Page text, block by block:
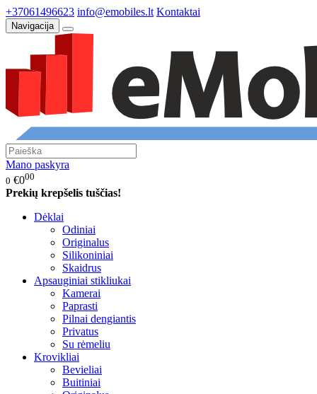
+37061496623 info@emobiles.lt Kontaktai
Navigacija
Mano paskyra
0 €000
Prekių krepšelis tuščias!
Dėklai
Odiniai
Originalus
Silikoniniai
Skaidrus
Apsauginiai stikliukai
Kamerai
Paprasti
Pilnai dengiantis
Privatus
Su rėmeliu
Krovikliai
Bevieliai
Buitiniai